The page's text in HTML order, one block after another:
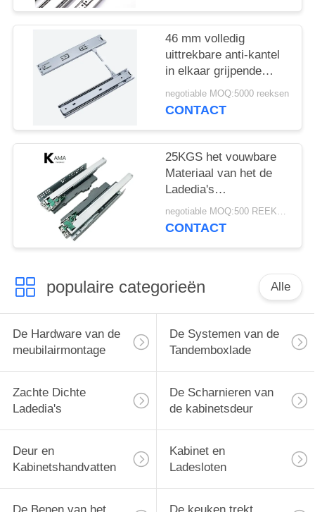
46 mm volledig
uittrekbare anti-kantel
in elkaar grijpende
kogellager ladegeleider
negotiable MOQ:5000 reeksen
CONTACT
25KGS het vouwbare
Materiaal van het de
Ladedia's
Gegalvaniseerde Staal
van KAMA Zachte
negotiable MOQ:500 REEKSEN/GROOTTE/KLEUR
CONTACT
populaire categorieën Alle
De Hardware van de
meubilairmontage
De Systemen van de
Tandemboxlade
Zachte Dichte
Ladedia's
De Scharnieren van
de kabinetsdeur
Deur en
Kabinetshandvatten
Kabinet en
Ladesloten